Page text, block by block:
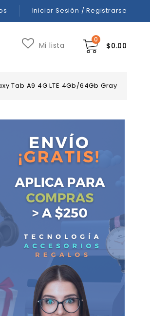
Iniciar Sesión / Registrarse
0
$0.00
Mi lista
Tab A9 4G LTE 4Gb/64Gb Gray